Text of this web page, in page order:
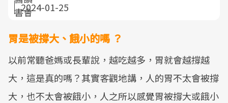
2024-01-25
胃是被撐大、餓小的嗎 ？
以前常聽爸媽或長輩說，越吃越多，胃就會越撐越
大，這是真的嗎？其實客觀地講，人的胃不太會被撐
大，也不太會被餓小，人之所以感覺胃被撐大或餓小